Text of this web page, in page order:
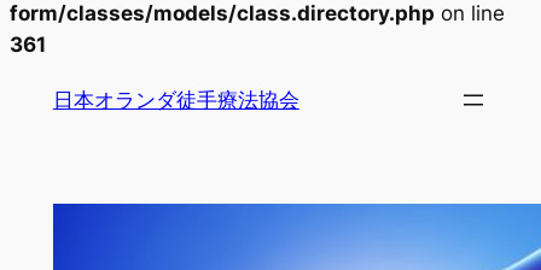
form/classes/models/class.directory.php on line
361
日本オランダ徒手療法協会